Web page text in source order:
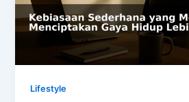
Lifestyle